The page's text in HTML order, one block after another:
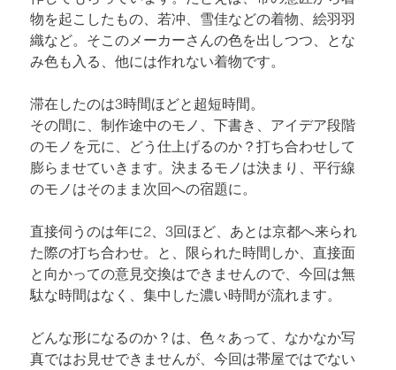
物を起こしたもの、若冲、雪佳などの着物、絵羽羽
織など。そこのメーカーさんの色を出しつつ、とな
み色も入る、他には作れない着物です。
滞在したのは3時間ほどと超短時間。
その間に、制作途中のモノ、下書き、アイデア段階
のモノを元に、どう仕上げるのか？打ち合わせして
膨らませていきます。決まるモノは決まり、平行線
のモノはそのまま次回への宿題に。
直接伺うのは年に2、3回ほど、あとは京都へ来られ
た際の打ち合わせ。と、限られた時間しか、直接面
と向かっての意見交換はできませんので、今回は無
駄な時間はなく、集中した濃い時間が流れます。
どんな形になるのか？は、色々あって、なかなか写
真ではお見せできませんが、今回は帯屋ではでない